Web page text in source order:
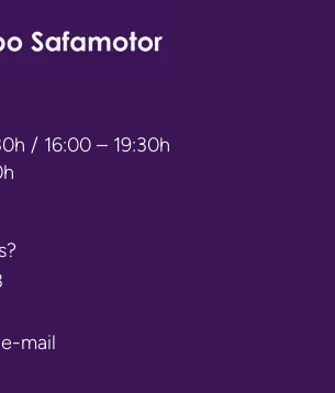
/ 16:00 – 19:30h
mail